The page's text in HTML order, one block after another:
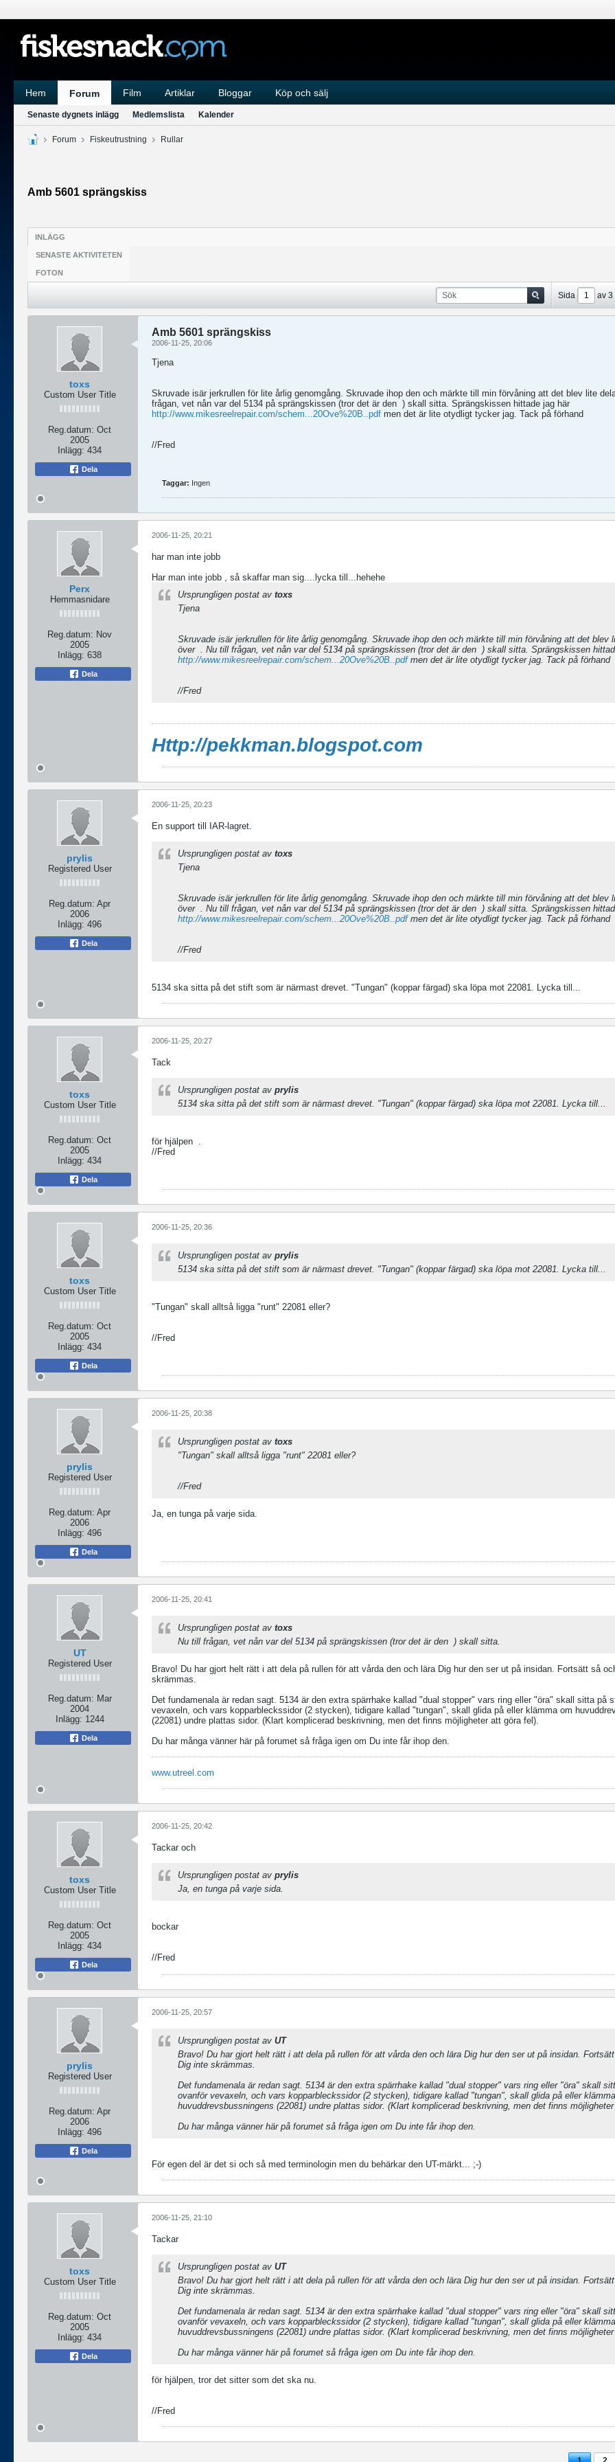
Hem Forum Film Artiklar Bloggar Köp och sälj
Senaste dygnets inlägg Medlemslista Kalender
Forum Fiskeutrustning Rullar
Amb 5601 sprängskiss
INLÄGG
SENASTE AKTIVITETEN
FOTON
Sida av 3
toxs
Custom User Title
Reg.datum: Oct
2005
Inlägg: 434
Dela
Amb 5601 sprängskiss
2006-11-25, 20:06
Tjena
Skruvade isär jerkrullen för lite årlig genomgång. Skruvade ihop den och märkte till min förvåning att det blev lite
frågan, vet nån var del 5134 på sprängskissen (tror det är den ) skall sitta. Sprängskissen hittade jag här
http://www.mikesreelrepair.com/schem...20Ove%20B..pdf men det är lite otydligt tycker jag. Tack på förhand
//Fred
Taggar: Ingen
Perx
Hemmasnidare
Reg.datum: Nov
2005
Inlägg: 638
Dela
2006-11-25, 20:21
har man inte jobb
Har man inte jobb , så skaffar man sig....lycka till...hehehe
Ursprungligen postat av toxs
Tjena
Skruvade isär jerkrullen för lite årlig genomgång. Skruvade ihop den och märkte till min förvåning att det blev
över . Nu till frågan, vet nån var del 5134 på sprängskissen (tror det är den ) skall sitta. Sprängskissen
http://www.mikesreelrepair.com/schem...20Ove%20B..pdfmen det är lite otydligt tycker jag. Tack på förhand
//Fred
Http://pekkman.blogspot.com
prylis
Registered User
Reg.datum: Apr
2006
Inlägg: 496
Dela
2006-11-25, 20:23
En support till IAR-lagret.
Ursprungligen postat av toxs
Tjena
Skruvade isär jerkrullen för lite årlig genomgång. Skruvade ihop den och märkte till min förvåning att det blev
över . Nu till frågan, vet nån var del 5134 på sprängskissen (tror det är den ) skall sitta. Sprängskissen
http://www.mikesreelrepair.com/schem...20Ove%20B..pdfmen det är lite otydligt tycker jag. Tack på förhand
//Fred
5134 ska sitta på det stift som är närmast drevet. "Tungan" (koppar färgad) ska löpa mot 22081. Lycka till...
toxs
Custom User Title
Reg.datum: Oct
2005
Inlägg: 434
Dela
2006-11-25, 20:27
Tack
Ursprungligen postat av prylis
5134 ska sitta på det stift som är närmast drevet. "Tungan" (koppar färgad) ska löpa mot 22081. Lycka till...
för hjälpen .
//Fred
toxs
Custom User Title
Reg.datum: Oct
2005
Inlägg: 434
Dela
2006-11-25, 20:36
Ursprungligen postat av prylis
5134 ska sitta på det stift som är närmast drevet. "Tungan" (koppar färgad) ska löpa mot 22081. Lycka till...
"Tungan" skall alltså ligga "runt" 22081 eller?
//Fred
prylis
Registered User
Reg.datum: Apr
2006
Inlägg: 496
Dela
2006-11-25, 20:38
Ursprungligen postat av toxs
"Tungan" skall alltså ligga "runt" 22081 eller?
//Fred
Ja, en tunga på varje sida.
UT
Registered User
Reg.datum: Mar
2004
Inlägg: 1244
Dela
2006-11-25, 20:41
Ursprungligen postat av toxs
Nu till frågan, vet nån var del 5134 på sprängskissen (tror det är den ) skall sitta.
Bravo! Du har gjort helt rätt i att dela på rullen för att vårda den och lära Dig hur den ser ut på insidan. Fortsätt så
skrämmas.
Det fundamenala är redan sagt. 5134 är den extra spärrhake kallad "dual stopper" vars ring eller "öra" skall sitta på
vevaxeln, och vars kopparbleckssidor (2 stycken), tidigare kallad "tungan", skall glida på eller klämma om
(22081) undre plattas sidor. (Klart komplicerad beskrivning, men det finns möjligheter att göra fel).
Du har många vänner här på forumet så fråga igen om Du inte får ihop den.
www.utreel.com
toxs
Custom User Title
Reg.datum: Oct
2005
Inlägg: 434
Dela
2006-11-25, 20:42
Tackar och
Ursprungligen postat av prylis
Ja, en tunga på varje sida.
bockar
//Fred
prylis
Registered User
Reg.datum: Apr
2006
Inlägg: 496
Dela
2006-11-25, 20:57
Ursprungligen postat av UT
Bravo! Du har gjort helt rätt i att dela på rullen för att vårda den och lära Dig hur den ser ut på insidan.
Dig inte skrämmas.
Det fundamenala är redan sagt. 5134 är den extra spärrhake kallad "dual stopper" vars ring eller "öra" skall
ovanför vevaxeln, och vars kopparbleckssidor (2 stycken), tidigare kallad "tungan", skall glida på eller
huvuddrevsbussningens (22081) undre plattas sidor. (Klart komplicerad beskrivning, men det finns
Du har många vänner här på forumet så fråga igen om Du inte får ihop den.
För egen del är det si och så med terminologin men du behärkar den UT-märkt... ;-)
toxs
Custom User Title
Reg.datum: Oct
2005
Inlägg: 434
Dela
2006-11-25, 21:10
Tackar
Ursprungligen postat av UT
Bravo! Du har gjort helt rätt i att dela på rullen för att vårda den och lära Dig hur den ser ut på insidan.
Dig inte skrämmas.
Det fundamenala är redan sagt. 5134 är den extra spärrhake kallad "dual stopper" vars ring eller "öra" skall
ovanför vevaxeln, och vars kopparbleckssidor (2 stycken), tidigare kallad "tungan", skall glida på eller
huvuddrevsbussningens (22081) undre plattas sidor. (Klart komplicerad beskrivning, men det finns
Du har många vänner här på forumet så fråga igen om Du inte får ihop den.
för hjälpen, tror det sitter som det ska nu.
//Fred